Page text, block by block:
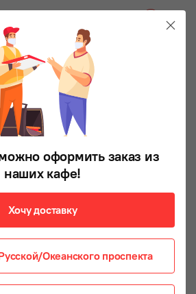
оформить заказ из
наших кафе!
Хочу доставку
Океанского проспекта